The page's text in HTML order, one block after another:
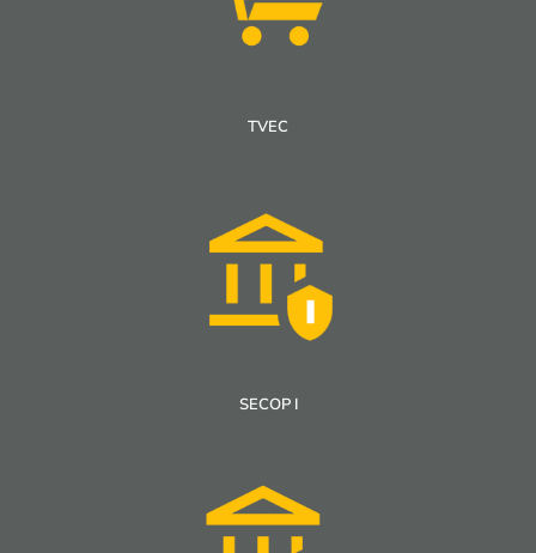
TVEC
SECOP I